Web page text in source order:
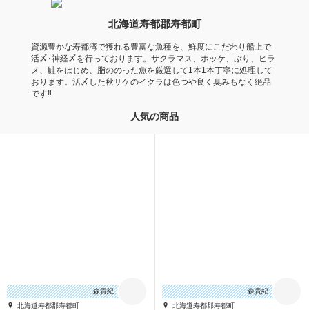
北海道寿都郡寿都町
資源豊かな寿都湾で獲れる豊富な魚種を、鮮度にこだわり船上で
活〆･神経〆を行っております。サクラマス、ホッケ、ぶり、ヒラ
メ、鮭をはじめ、脂ののった魚を厳選して1本1本丁寧に処理して
おります。活〆した秋サケのイクラは色つや良く臭みもなく絶品
です‼
人気の商品
森貴紀
北海道寿都郡寿都町
森貴紀
北海道寿都郡寿都町